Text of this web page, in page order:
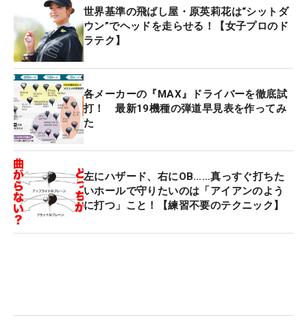
世界基準の飛ばし屋・原英莉花は“シットダ
ウン”でヘッドを走らせる！【女子プロのド
ラテク】
各メーカーの『MAX』ドライバーを徹底試
打！ 最新19機種の弾道早見表を作ってみ
た
左にハザード、右にOB……真っすぐ打ちた
いホールで守りたいのは「アイアンのよう
に打つ」こと！【練習不要のテクニック】